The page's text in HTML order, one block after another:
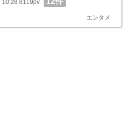
10:28 8119pv
エンタメ